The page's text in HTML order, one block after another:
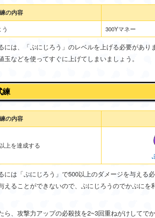
の内容
300Yマネー
は、「ぷにじろう」のレベルを上げる必要があり
などを使ってすぐに上げてしまいましょう。
練
の内容
上を達成する
には「ぷにじろう」で500以上のダメージを与える
えることができないので、ぷにじろうのでかぷにを
、攻撃力アップの必殺技を2~3回重ねがけしてでか